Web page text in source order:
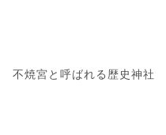
不焼宮と呼ばれる歴史神社